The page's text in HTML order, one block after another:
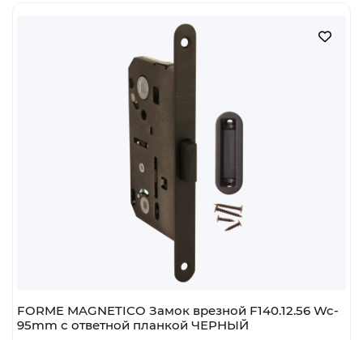
FORME MAGNETICO Замок врезной F140.12.56 Wc-
95mm с ответной планкой ЧЕРНЫЙ